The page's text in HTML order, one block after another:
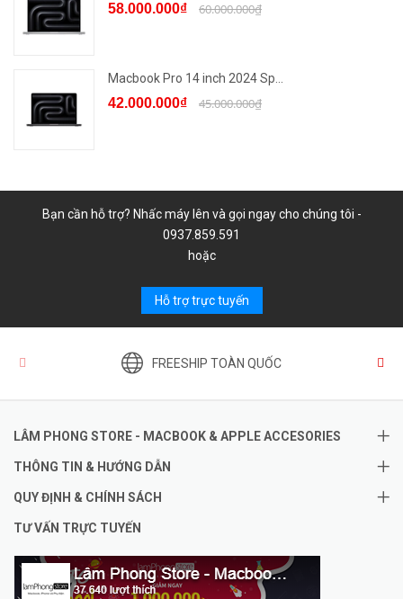
58.000.000₫ 60.000.000₫
Macbook Pro 14 inch 2024 Sp...
42.000.000₫ 45.000.000₫
Bạn cần hỗ trợ? Nhấc máy lên và gọi ngay cho chúng tôi -
0937.859.591
hoặc
Hỗ trợ trực tuyến
FREESHIP TOÀN QUỐC
LÂM PHONG STORE - MACBOOK & APPLE ACCESORIES
THÔNG TIN & HƯỚNG DẪN
QUY ĐỊNH & CHÍNH SÁCH
TƯ VẤN TRỰC TUYẾN